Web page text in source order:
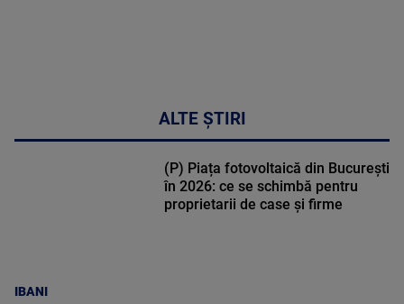
ALTE ȘTIRI
IBANI
(P) Piața fotovoltaică din București
în 2026: ce se schimbă pentru
proprietarii de case și firme